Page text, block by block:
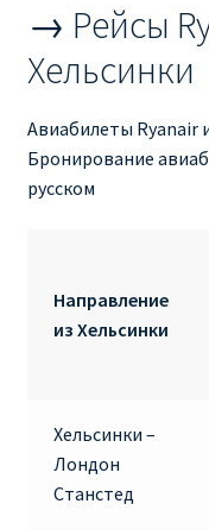
Ryanair ошибка в
RYANAIR
Ryanair Польша
→ Рейсы
Хельсинки
Авиабилеты Ryanair
Бронирование
русском
Направление
из Хельсинки
Хельсинки –
Лондон
Станстед